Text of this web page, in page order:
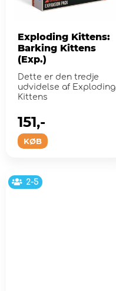
Exploding Kittens:
Barking Kittens
(Exp.)
Dette er den tredje
udvidelse af Exploding
Kittens
KØB
151,-
2-5